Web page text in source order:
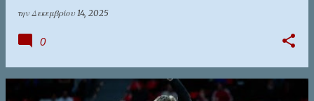
την Δεκεμβρίου 14, 2025
0